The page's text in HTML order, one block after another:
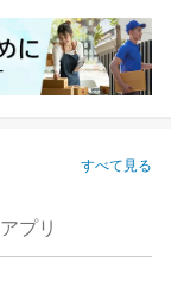
すべて見る
アプリ